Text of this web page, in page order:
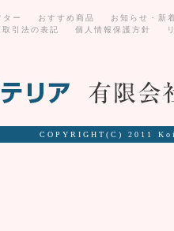
ター おすすめ商品
お知らせ・新
引法の表記 個人情報保護方針
COPYRIGHT(C) 2011